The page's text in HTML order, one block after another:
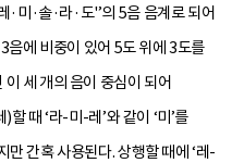
·미·솔·라·도'’의 5음 음계로 되어
음에 비중이 있어 5도 위에 3도를
세 개의 음이 중심이 되어
할 때 ‘라-미-레’와 같이 ‘미’를
만 간혹 사용된다. 상행할 때에 ‘레-